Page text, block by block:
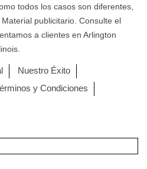
todos los casos son diferentes,
publicitario. Consulte el
a clientes en Arlington
Nuestro Éxito
y Condiciones